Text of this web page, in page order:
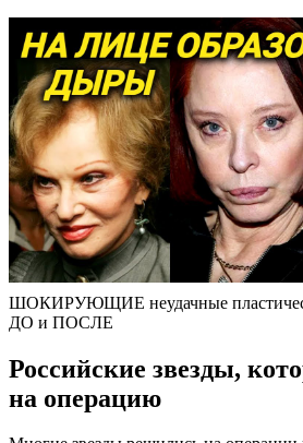
ШОКИРУЮЩИЕ неудачные
ДО и ПОСЛЕ
Российские звезды,
на операцию